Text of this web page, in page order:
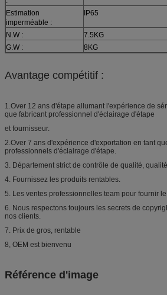
Estimation
imperméable :
IP65
N.W :
7.5KG
G.W :
8KG
Avantage compétitif :
1.Over 12 ans d'étape allumant l'expérience de
que fabricant professionnel d'éclairage d'étape
et fournisseur.
2.Over 7 ans d'expérience d'exportation en tant
professionnels d'éclairage d'étape.
3. Département strict de contrôle de qualité,
4. Fournissez les produits rentables.
5. Les ventes professionnelles team pour fournir
6. Nous respectons toujours les secrets de
nos clients.
7. Prix de gros, rentable
8, OEM est bienvenu
Référence d'image